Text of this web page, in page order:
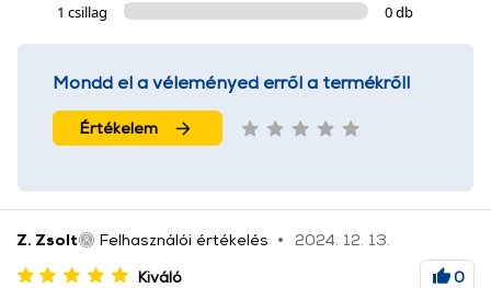
1 csillag
0 db
Mondd el a véleményed erről a termékről!
Értékelem
Z. Zsolt Felhasználói értékelés
2024. 12. 13.
Kiváló
0